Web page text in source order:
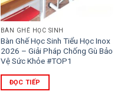
BÀN GHẾ HỌC SINH
Bàn Ghế Học Sinh Tiểu Học Inox
2026 – Giải Pháp Chống Gù Bảo
Vệ Sức Khỏe #TOP1
ĐỌC TIẾP